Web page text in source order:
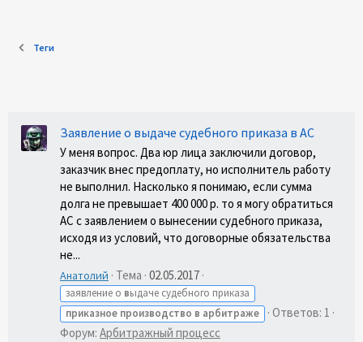
Теги
Заявление о выдаче судебного приказа в АС
У меня вопрос. Два юр лица заключили договор,
заказчик внес предоплату, но исполнитель работу
не выполнил. Насколько я понимаю, если сумма
долга не превышает 400 000 р. то я могу обратиться
АС с заявлением о вынесении судебного приказа,
исходя из условий, что договорные обязательства
не...
Анатолий Тема 02.05.2017
заявление о выдаче судебного приказа
приказное производство в арбитраже
Ответов: 1
Форум: Арбитражный процесс